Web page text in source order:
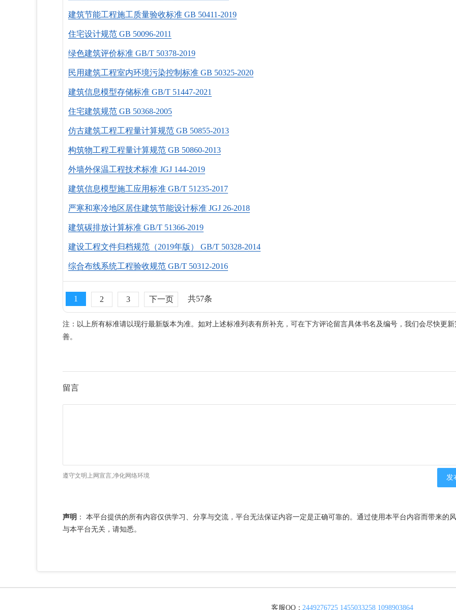
建筑节能工程施工质量验收标准 GB 50411-2019
住宅设计规范 GB 50096-2011
绿色建筑评价标准 GB/T 50378-2019
民用建筑工程室内环境污染控制标准 GB 50325-2020
建筑信息模型存储标准 GB/T 51447-2021
住宅建筑规范 GB 50368-2005
仿古建筑工程工程量计算规范 GB 50855-2013
构筑物工程工程量计算规范 GB 50860-2013
外墙外保温工程技术标准 JGJ 144-2019
建筑信息模型施工应用标准 GB/T 51235-2017
严寒和寒冷地区居住建筑节能设计标准 JGJ 26-2018
建筑碳排放计算标准 GB/T 51366-2019
建设工程文件归档规范（2019年版） GB/T 50328-2014
综合布线系统工程验收规范 GB/T 50312-2016
1 2 3 下一页 共57条
注：以上所有标准请以现行最新版本为准。如对上述标准列表有所补充，可在下方评论留言具体书名及编号，我们会尽快更新
善。
留言
遵守文明上网宣言,净化网络环境
声明 ： 本平台提供的所有内容仅供学习、分享与交流，平台无法保证内容一定是正确可靠的。通过使用本平台内容而带来的
与本平台无关，请知悉。
客服QQ：2449276725 1455033258 1098903864